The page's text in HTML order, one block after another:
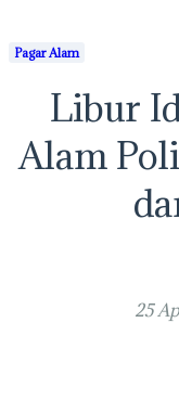
Pagar Alam
Libur
Alam
25